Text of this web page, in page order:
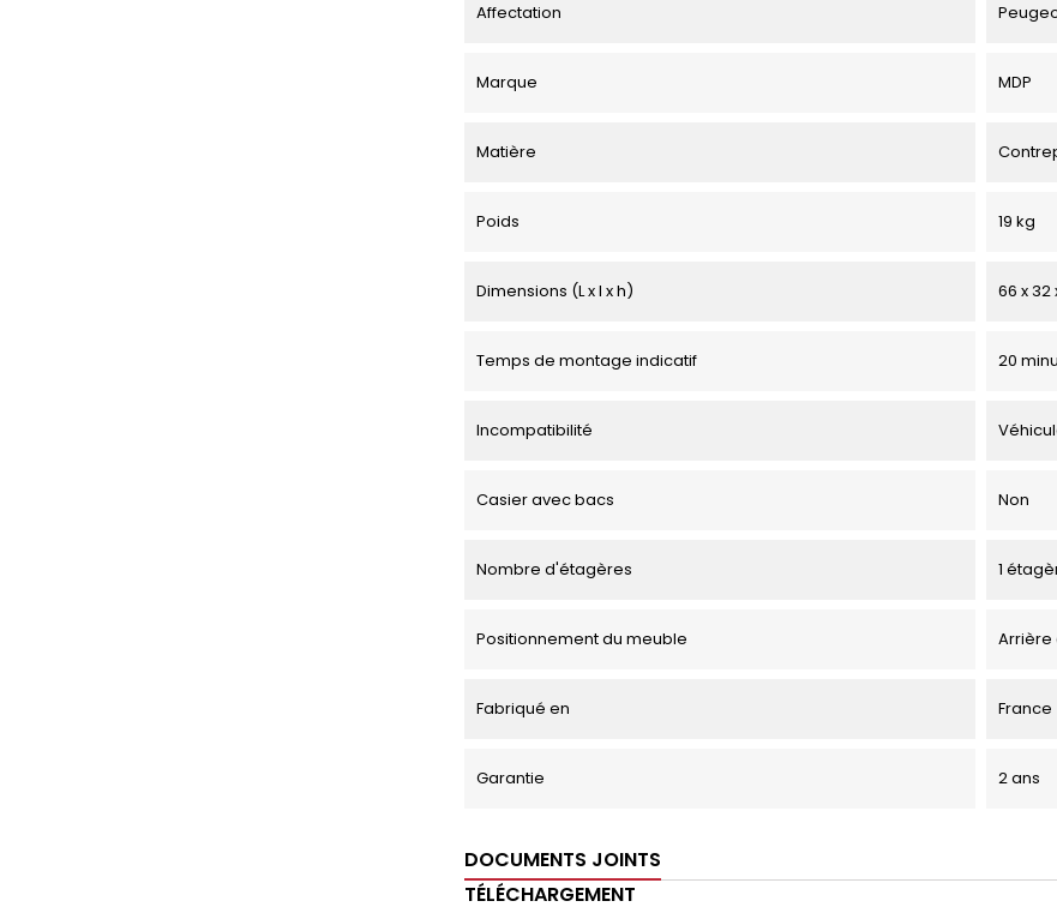
Affectation
Marque MDP
Matière
Poids 19 kg
Dimensions (L x l x h) 66 x 32
Temps de montage indicatif 20
Incompatibilité
Casier avec bacs Non
Nombre d'étagères 1
Positionnement du meuble Arrière
Fabriqué en France
Garantie 2 ans
DOCUMENTS JOINTS
TÉLÉCHARGEMENT